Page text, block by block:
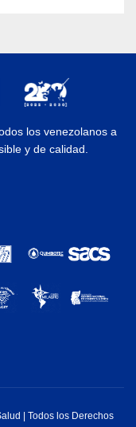
los venezolanos a
y de calidad.
| Todos los Derechos